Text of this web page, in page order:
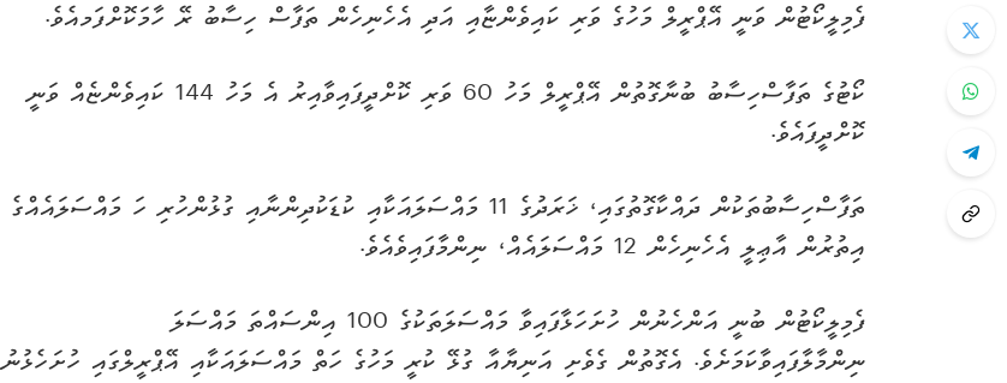
ފެމިލީކޯޓުން ވަނީ އޭޕްރީލް މަހުގެ ވަރި ކައިވެންޏާއި އަދި އެހެނިހެން ތަފާސް ހިސާބު ރޭ ހާމަކޮށްފަމއެވެ.
ކޯޓުގެ ތަފާސްހިސާބު ބުނާގޮތުން އޭޕްރީލް މަހު 60 ވަރި ކޮށްދީފައިވާއިރު އެ މަހު 144 ކައިވެންޏެއް ވަނީ
ކޮށްދީފައެވެ.
ތަފާސްހިސާބުތަކުން ދައްކާގޮތުގައި، ޚަރަދުގެ 11 މައްސަލައަކާއި ކުޑަކުދިންނާއި ގުޅުންހުރި ހަ މައްސަލައެއްގެ
އިތުރުން އާޢިލީ އެހެނިހެން 12 މައްސަލައެއް، ނިންމާފައިވެއެވެ.
ފެމިލީކޯޓުން ބުނީ އަންހެނުން ހުށަހަޅާފައިވާ މައްސަލަތަކުގެ 100 އިންސައްތަ މައްސަލަ
ނިންމާލާފައިވާކަމަށެވެ. އެގޮތުން ގެވެށި އަނިޔާއާ ގުޅޭ ކުރީ މަހުގެ ހަތް މައްސަލައަކާއި އޭޕްރީލްގައި ހުށަހެޅުނު